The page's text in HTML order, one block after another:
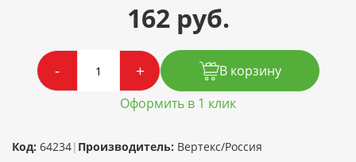
162 руб.
- +
В корзину
Оформить в 1 клик
Код: 64234| Производитель: Вертекс/Россия